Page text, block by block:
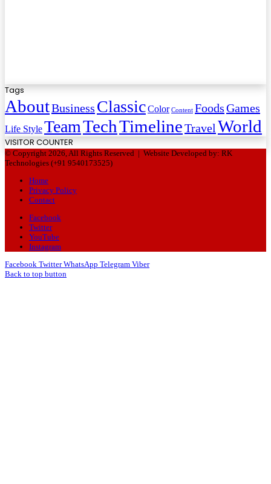
Tags
AboutBusiness ClassicColor Content FoodsGames
Life StyleTeamTechTimelineTravel World
VISITOR COUNTER
© Copyright 2026, All Rights Reserved | Website Developed by: RK
Technologies (+91 9540173525)
Home
Privacy Policy
Contact
Facebook
Twitter
YouTube
Instagram
Facebook Twitter WhatsApp Telegram Viber
Back to top button